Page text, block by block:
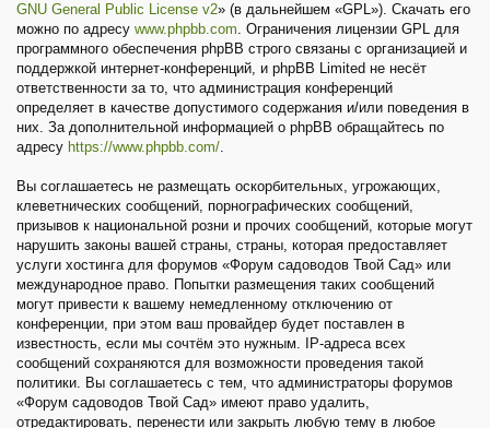
GNU General Public License v2» (в дальнейшем «GPL»). Скачать его
можно по адресу www.phpbb.com. Ограничения лицензии GPL для
программного обеспечения phpBB строго связаны с организацией и
поддержкой интернет-конференций, и phpBB Limited не несёт
ответственности за то, что администрация конференций
определяет в качестве допустимого содержания и/или поведения в
них. За дополнительной информацией о phpBB обращайтесь по
адресу https://www.phpbb.com/.
Вы соглашаетесь не размещать оскорбительных, угрожающих,
клеветнических сообщений, порнографических сообщений,
призывов к национальной розни и прочих сообщений, которые могут
нарушить законы вашей страны, страны, которая предоставляет
услуги хостинга для форумов «Форум садоводов Твой Сад» или
международное право. Попытки размещения таких сообщений
могут привести к вашему немедленному отключению от
конференции, при этом ваш провайдер будет поставлен в
известность, если мы сочтём это нужным. IP-адреса всех
сообщений сохраняются для возможности проведения такой
политики. Вы соглашаетесь с тем, что администраторы форумов
«Форум садоводов Твой Сад» имеют право удалить,
отредактировать, перенести или закрыть любую тему в любое